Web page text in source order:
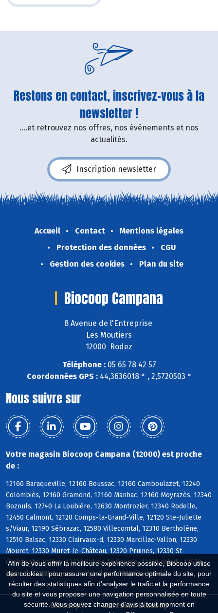
Afin de vous offrir la meilleure expérience possible, Biocoop utilise
des cookies : pour assurer une performance optimale du site, pour
récolter des statistiques afin d'analyser le trafic et la performance
du site et vous proposer une navigation personnalisée en toute
sécurité. Vous pouvez changer d'avis à tout moment en
Restons en contact, inscrivez-vous à la
newsletter !
....et retrouvez nos offres, nos événements et nos
actualités.
Inscription newsletter
Accueil Contact
Mentions légales
Protection des données
CGU
Gestion des cookies
Plan du site
Biocoop Campana
8 Avenue de l'Entreprise
Les Moutiers
12000 Rodez
Téléphone :05 65 78 42 57
Coordonnées GPS :44,3636018 ° , 2,5720503 °
Nous suivre sur
Votre magasin Biocoop Campana (12000) est proche
de :
12160 Baraqueville, 12160 Boussac, 12160 Camboulazet, 12240
Colombiès, 12160 Gramond, 12160 Manhac, 12160 Moyrazès, 12340
Bozouls, 12740 La Loubière, 12630 Montrozier, 12340 Rodelle,
12450 Calmont, 12120 Comps-la-Grand-Ville, 12120 Ste-Juliette
s/Viaur, 12190 Sébrazac, 12580 Villecomtal, 12310 Bertholène,
12510 Balsac, 12330 Clairvaux-d, 12330 Marcillac-Vallon, 12330
Mouret, 12330 Muret-le-Château, 12320 Pruines, 12330 St-
Christophe-Vallon, 12330 Salles-la-Source, 12330 Valady, 12630
Agen-d, 12290 Arques, 12450 Flavin, 12290 Le Vibal
Biocoop.fr Le réseau Biocoop